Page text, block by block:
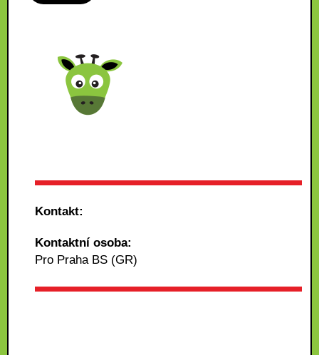
Kontakt:
Kontaktní osoba:
Pro Praha BS (GR)